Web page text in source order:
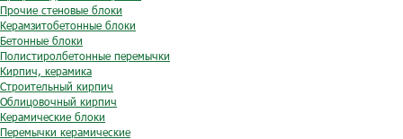
Прочие стеновые блоки
Керамзитобетонные блоки
Бетонные блоки
Полистиролбетонные перемычки
Кирпич, керамика
Строительный кирпич
Облицовочный кирпич
Керамические блоки
Перемычки керамические